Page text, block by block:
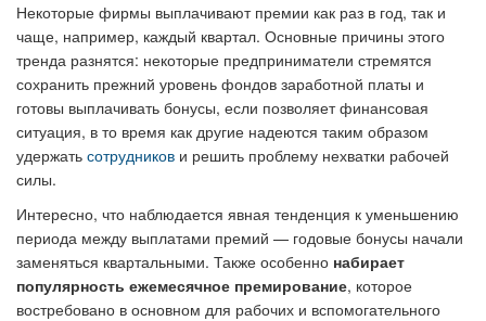
Некоторые фирмы выплачивают премии как раз в год, так и
чаще, например, каждый квартал. Основные причины этого
тренда разнятся: некоторые предприниматели стремятся
сохранить прежний уровень фондов заработной платы и
готовы выплачивать бонусы, если позволяет финансовая
ситуация, в то время как другие надеются таким образом
удержать сотрудников и решить проблему нехватки рабочей
силы.
Интересно, что наблюдается явная тенденция к уменьшению
периода между выплатами премий — годовые бонусы начали
заменяться квартальными. Также особенно набирает
популярность ежемесячное премирование, которое
востребовано в основном для рабочих и вспомогательного